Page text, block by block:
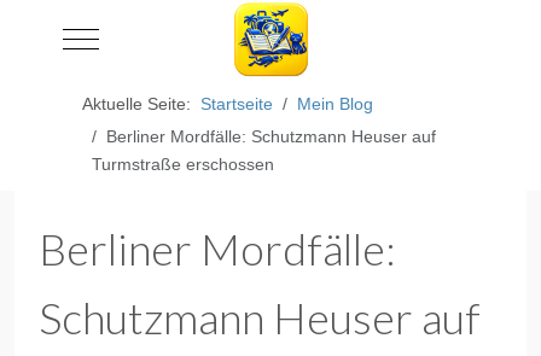
Mobile Menu Toggle
Aktuelle Seite: Startseite
Mein Blog
Berliner Mordfälle: Schutzmann Heuser auf
Turmstraße erschossen
Berliner Mordfälle:
Schutzmann Heuser auf